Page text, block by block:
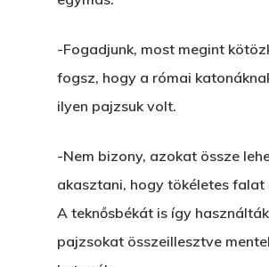
-Fogadjunk, most megint
fogsz, hogy a római
ilyen pajzsuk volt.
-Nem bizony, azokat össze
akasztani, hogy tökéletes falat
A teknősbékát is így
pajzsokat összeillesztve
És
This
The
Unit
2500